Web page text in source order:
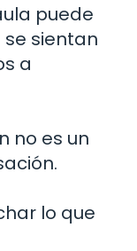
puede
sientan
a
no es un
lo que